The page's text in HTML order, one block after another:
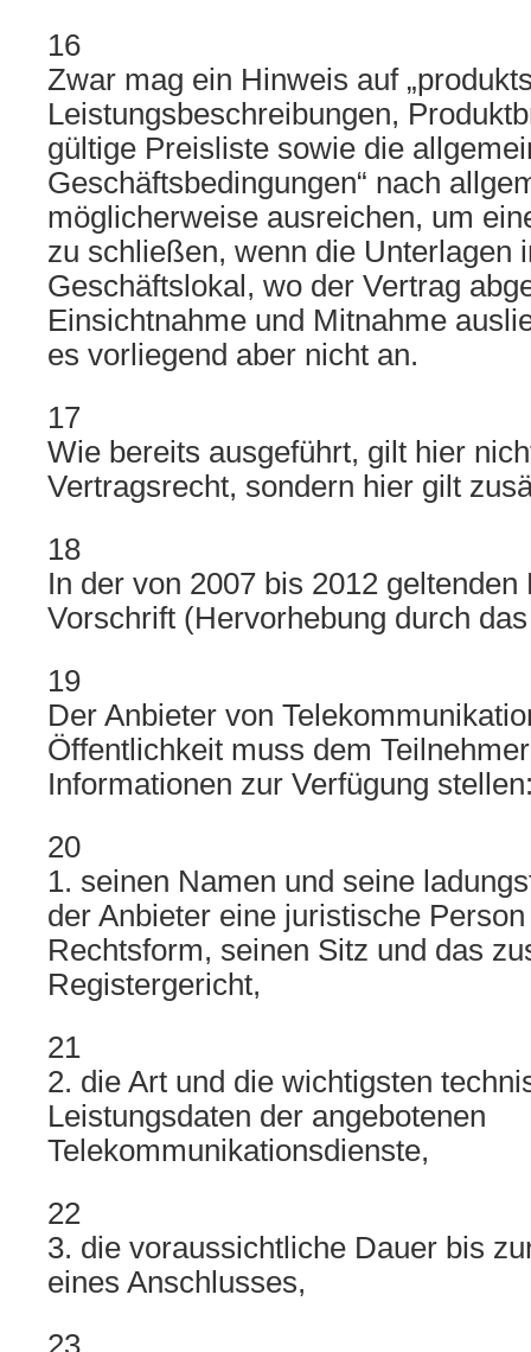
16
Zwar mag ein Hinweis auf
Leistungsbeschreibungen,
gültige Preisliste sowie die
Geschäftsbedingungen“ nach
möglicherweise ausreichen, um
zu schließen, wenn die Unterlagen
Geschäftslokal, wo der Vertrag
Einsichtnahme und Mitnahme
es vorliegend aber nicht an.
17
Wie bereits ausgeführt, gilt hier
Vertragsrecht, sondern hier gilt
18
In der von 2007 bis 2012
Vorschrift (Hervorhebung durch
19
Der Anbieter von
Öffentlichkeit muss dem
Informationen zur Verfügung
20
1. seinen Namen und seine
der Anbieter eine juristische
Rechtsform, seinen Sitz und das
Registergericht,
21
2. die Art und die wichtigsten
Leistungsdaten der angebotenen
Telekommunikationsdienste,
22
3. die voraussichtliche Dauer bis
eines Anschlusses,
23